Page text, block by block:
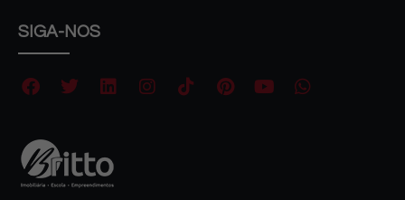
SIGA-NOS